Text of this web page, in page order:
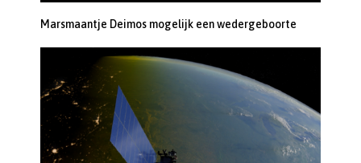
Marsmaantje Deimos mogelijk een wedergeboorte